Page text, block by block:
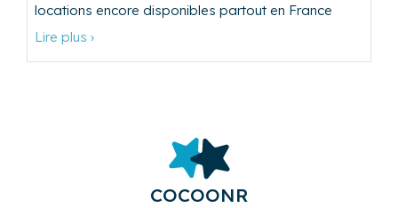
locations encore disponibles partout en France
Lire plus ›
COCOONR